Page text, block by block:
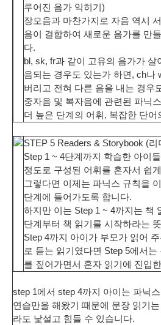
루어진 음가 익히기)
장모음과 마찬가지로 자음 역시
음이 결합하여 새로운 음가를 만
다.
bl, sk, fr과 같이 고유의 음가가
음되는 경우도 있는가 하면, ch나
버리고 전혀 다른 음을 내는 경우
중자음 및 복자음에 관련된 파닉
더 높은 단계의 어휘, 복잡한 단어
STEP 5 Readers & Storybook (
Step 1 ~ 4단계까지 학습한 아이
정도로 구성된 어휘를 혼자서 쉽
그렇다면 이제는 파닉스 규칙을
단계에 들어가도록 합니다.
하지만 이는 Step 1 ~ 4까지는 책
단계부터 책 읽기를 시작하라는
Step 4까지 아이가 부모가 읽어
로 듣는 읽기였다면 Step 5에서는
를 짚어가면서 혼자 읽기에 진입
step 1에서 step 4까지 아이는 파닉
연습만을 해왔기 때문에 문장 읽기
라도 낯설고 힘들 수 있습니다.